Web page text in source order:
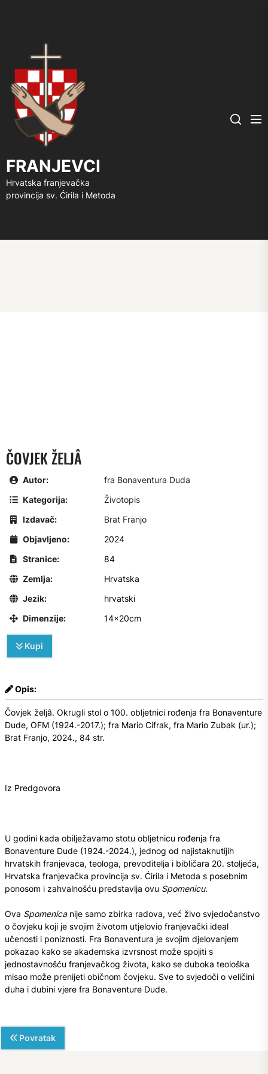
FRANJEVCI
Hrvatska franjevačka
provincija sv. Ćirila i Metoda
Search
ČOVJEK ŽELJÂ
Autor:
fra Bonaventura Duda
Kategorija:
Životopis
Izdavač:
Brat Franjo
Objavljeno:
2024
Stranice:
84
Zemlja:
Hrvatska
Jezik:
hrvatski
Dimenzije:
14x20cm
Kupi
Opis:
Čovjek željâ. Okrugli stol o 100. obljetnici rođenja fra Bonaventure
Dude, OFM (1924.-2017.); fra Mario Cifrak, fra Mario Zubak (ur.);
Brat Franjo, 2024., 84 str.
Iz Predgovora
U godini kada obilježavamo stotu obljetnicu rođenja fra
Bonaventure Dude (1924.-2024.), jednog od najistaknutijih
hrvatskih franjevaca, teologa, prevoditelja i bibličara 20. stoljeća,
Hrvatska franjevačka provincija sv. Ćirila i Metoda s posebnim
ponosom i zahvalnošću predstavlja ovu Spomenicu.
Ova Spomenica nije samo zbirka radova, već živo svjedočanstvo
o čovjeku koji je svojim životom utjelovio franjevački ideal
učenosti i poniznosti. Fra Bonaventura je svojim djelovanjem
pokazao kako se akademska izvrsnost može spojiti s
jednostavnošću franjevačkog života, kako se duboka teološka
misao može prenijeti običnom čovjeku. Sve to svjedoči o veličini
duha i dubini vjere fra Bonaventure Dude.
Povratak